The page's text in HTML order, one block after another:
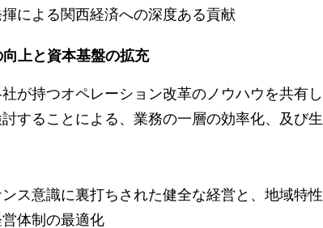
による関西経済への深度ある貢献
上と資本基盤の拡充
が持つオペレーション改革のノウハウを共有
することによる、業務の一層の効率化、及び
ス意識に裏打ちされた健全な経営と、地域特
体制の最適化